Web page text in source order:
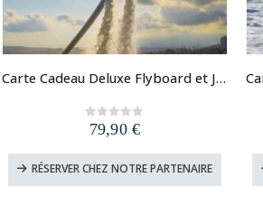
Carte Cadeau Deluxe Flyboard et Jet Ski
0out of 5
79,90 €
RÉSERVER CHEZ NOTRE PARTENAIRE